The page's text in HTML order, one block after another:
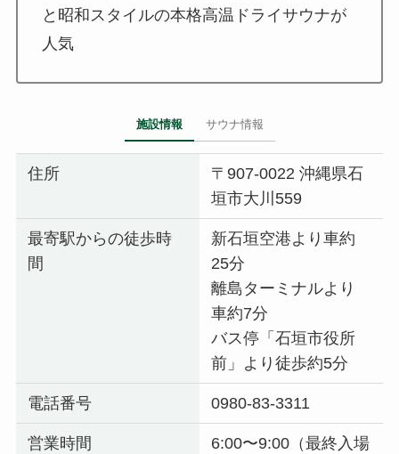
と昭和スタイルの本格高温ドライサウナが
人気
施設情報 サウナ情報
住所
〒907-0022 沖縄県石
垣市大川559
最寄駅からの徒歩時
間
新石垣空港より車約
25分
離島ターミナルより
車約7分
バス停「石垣市役所
前」より徒歩約5分
電話番号 0980-83-3311
営業時間
6:00〜9:00（最終入場